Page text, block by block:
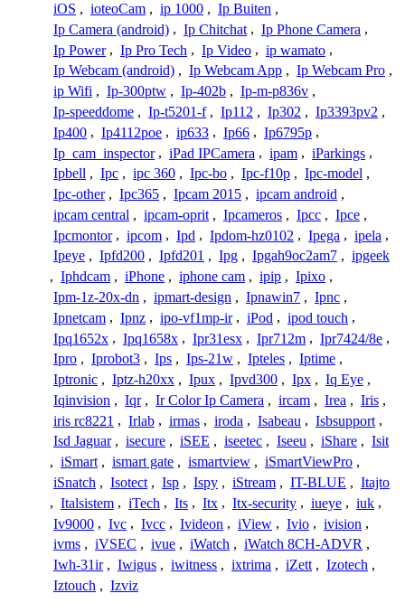
iOS , ioteoCam , ip 1000 , Ip Buiten ,
Ip Camera (android) , Ip Chitchat , Ip Phone Camera ,
Ip Power , Ip Pro Tech , Ip Video , ip wamato ,
Ip Webcam (android) , Ip Webcam App , Ip Webcam Pro ,
ip Wifi , Ip-300ptw , Ip-402b , Ip-m-p836v ,
Ip-speeddome , Ip-t5201-f , Ip112 , Ip302 , Ip3393pv2 ,
Ip400 , Ip4112poe , ip633 , Ip66 , Ip6795p ,
Ip_cam_inspector , iPad IPCamera , ipam , iParkings ,
Ipbell , Ipc , ipc 360 , Ipc-bo , Ipc-f10p , Ipc-model ,
Ipc-other , Ipc365 , Ipcam 2015 , ipcam android ,
ipcam central , ipcam-oprit , Ipcameros , Ipcc , Ipce ,
Ipcmontor , ipcom , Ipd , Ipdom-hz0102 , Ipega , ipela ,
Ipeye , Ipfd200 , Ipfd201 , Ipg , Ipgah9oc2am7 , ipgeek
, Iphdcam , iPhone , iphone cam , ipip , Ipixo ,
Ipm-1z-20x-dn , ipmart-design , Ipnawin7 , Ipnc ,
Ipnetcam , Ipnz , ipo-vf1mp-ir , iPod , ipod touch ,
Ipq1652x , Ipq1658x , Ipr31esx , Ipr712m , Ipr7424/8e ,
Ipro , Iprobot3 , Ips , Ips-21w , Ipteles , Iptime ,
Iptronic , Iptz-h20xx , Ipux , Ipvd300 , Ipx , Iq Eye ,
Iqinvision , Iqr , Ir Color Ip Camera , ircam , Irea , Iris ,
iris rc8221 , Irlab , irmas , iroda , Isabeau , Isbsupport ,
Isd Jaguar , isecure , iSEE , iseetec , Iseeu , iShare , Isit
, iSmart , ismart gate , ismartview , iSmartViewPro ,
iSnatch , Isotect , Isp , Ispy , iStream , IT-BLUE , Itajto
, Italsistem , iTech , Its , Itx , Itx-security , iueye , iuk ,
Iv9000 , Ivc , Ivcc , Ivideon , iView , Ivio , ivision ,
ivms , iVSEC , ivue , iWatch , iWatch 8CH-ADVR ,
Iwh-31ir , Iwigus , iwitness , ixtrima , iZett , Izotech ,
Iztouch , Izviz